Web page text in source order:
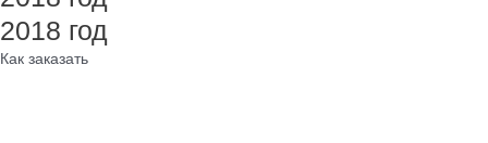
2018 год
Как заказать